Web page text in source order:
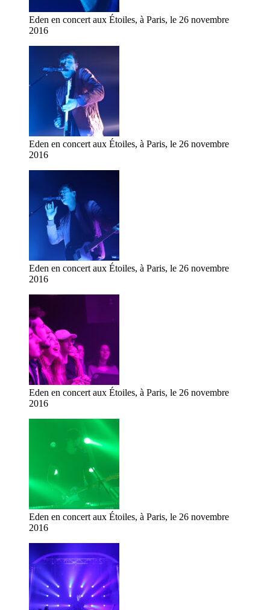
Eden en concert aux Étoiles, à Paris, le 26 novembre
2016
Eden en concert aux Étoiles, à Paris, le 26 novembre
2016
Eden en concert aux Étoiles, à Paris, le 26 novembre
2016
Eden en concert aux Étoiles, à Paris, le 26 novembre
2016
Eden en concert aux Étoiles, à Paris, le 26 novembre
2016